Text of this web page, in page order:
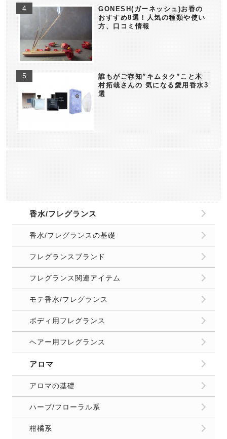
GONESH(ガーネッシュ)お香の
おすすめ8選！人気の種類や使い
方、口コミ情報
誰もがご存知”キムタク”こと木
村拓哉さんの 気になる愛用香水3
選
香水/フレグランス
香水/フレグランスの基礎
フレグランスブランド
フレグランス関連アイテム
モテ香水/フレグランス
ボディ用フレグランス
ヘアー用フレグランス
アロマ
アロマの基礎
ハーブ/フローラル系
柑橘系